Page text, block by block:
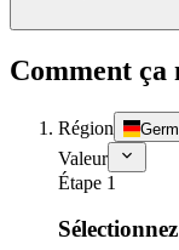
Comment ça
Région
Valeur
Étape 1